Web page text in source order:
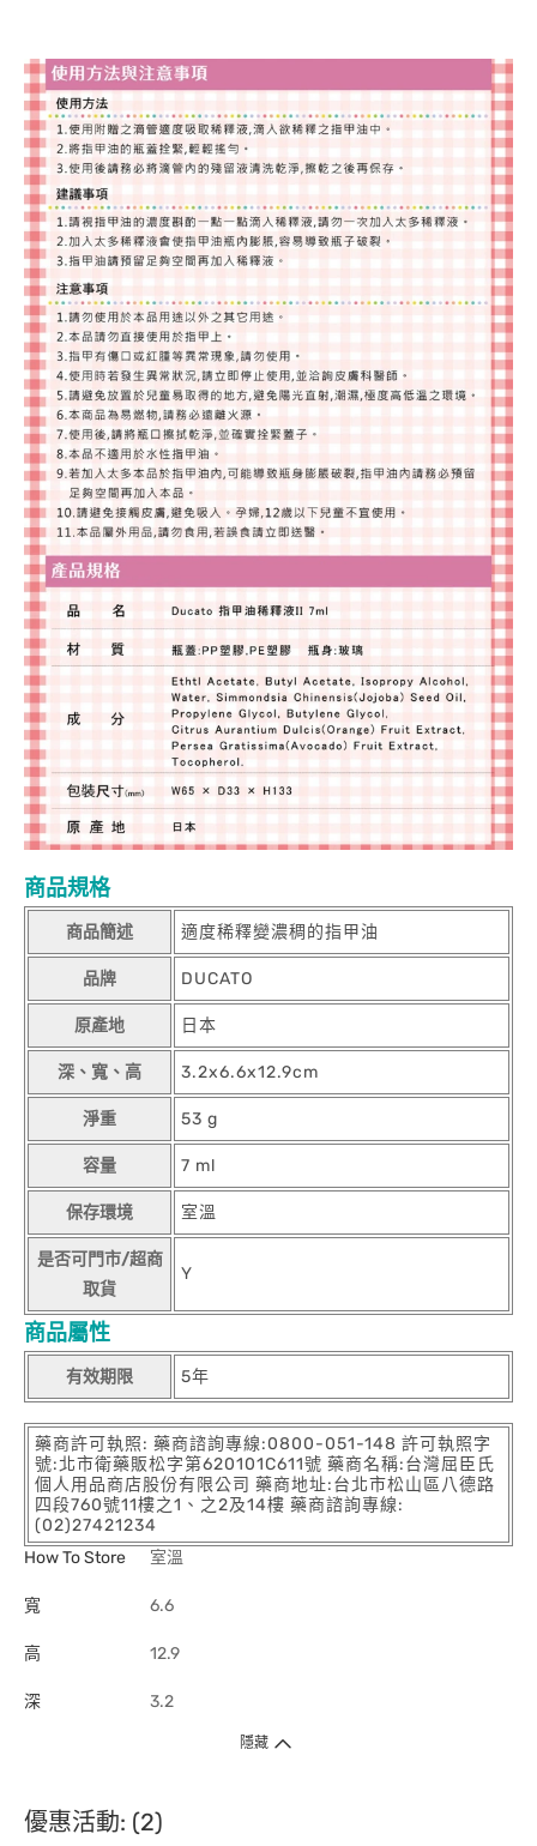
商品規格
商品簡述 適度稀釋變濃稠的指甲油
品牌 DUCATO
原產地 日本
深、寬、高 3.2x6.6x12.9cm
淨重 53 g
容量 7 ml
保存環境 室溫
是否可門市/超商
取貨
Y
商品屬性
有效期限 5年
藥商許可執照: 藥商諮詢專線:0800-051-148 許可執照字
號:北市衛藥販松字第620101C611號 藥商名稱:台灣屈臣氏
個人用品商店股份有限公司 藥商地址:台北市松山區八德路
四段760號11樓之1、之2及14樓 藥商諮詢專線:
(02)27421234
How To Store
室溫
寬 6.6
高 12.9
深 3.2
隱藏
優惠活動: (2)